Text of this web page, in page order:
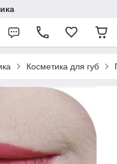
Косметика для губ